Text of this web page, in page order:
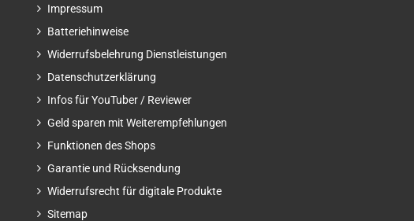
Impressum
Batteriehinweise
Widerrufsbelehrung Dienstleistungen
Datenschutzerklärung
Infos für YouTuber / Reviewer
Geld sparen mit Weiterempfehlungen
Funktionen des Shops
Garantie und Rücksendung
Widerrufsrecht für digitale Produkte
Sitemap